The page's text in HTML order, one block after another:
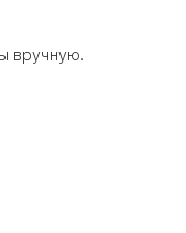
вручную.